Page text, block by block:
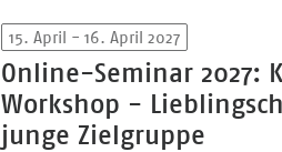
15. April - 16. April 2027
Online-Seminar 2027:
Workshop -
junge Zielgruppe